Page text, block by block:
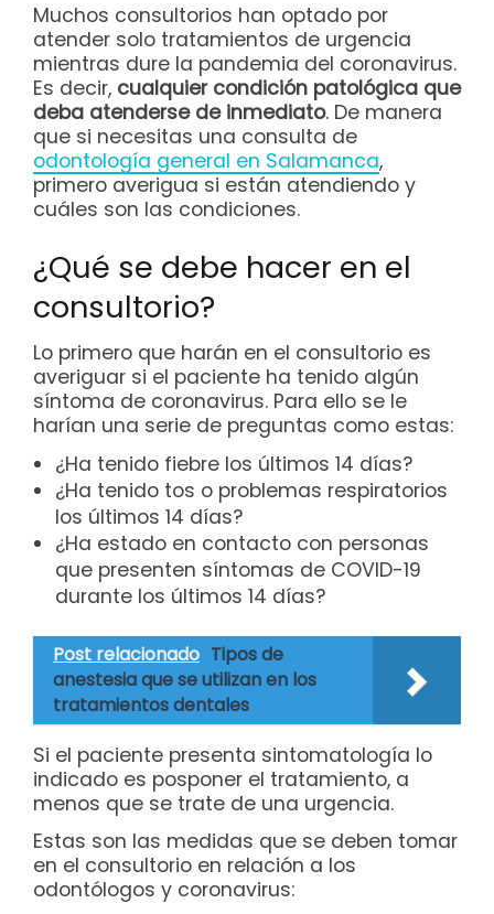
Muchos consultorios han optado por
atender solo tratamientos de urgencia
mientras dure la pandemia del coronavirus.
Es decir, cualquier condición patológica que
deba atenderse de inmediato. De manera
que si necesitas una consulta de
odontología general en Salamanca,
primero averigua si están atendiendo y
cuáles son las condiciones.
¿Qué se debe hacer en el
consultorio?
Lo primero que harán en el consultorio es
averiguar si el paciente ha tenido algún
síntoma de coronavirus. Para ello se le
harían una serie de preguntas como estas:
¿Ha tenido fiebre los últimos 14 días?
¿Ha tenido tos o problemas respiratorios
los últimos 14 días?
¿Ha estado en contacto con personas
que presenten síntomas de COVID-19
durante los últimos 14 días?
Post relacionado Tipos de
anestesia que se utilizan en los
tratamientos dentales
Si el paciente presenta sintomatología lo
indicado es posponer el tratamiento, a
menos que se trate de una urgencia.
Estas son las medidas que se deben tomar
en el consultorio en relación a los
odontólogos y coronavirus: